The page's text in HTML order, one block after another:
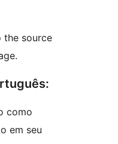
the source
como
em seu